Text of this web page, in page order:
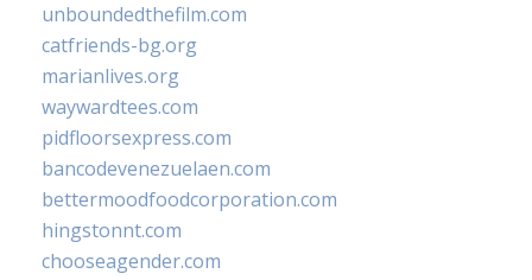
unboundedthefilm.com
catfriends-bg.org
marianlives.org
waywardtees.com
pidfloorsexpress.com
bancodevenezuelaen.com
bettermoodfoodcorporation.com
hingstonnt.com
chooseagender.com